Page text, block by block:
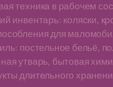
техника в рабочем
инвентарь: коляски,
для
постельное бельё,
утварь, бытовая
длительного